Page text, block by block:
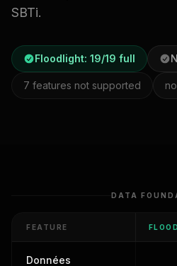
SBTi.
Floodlight: 19/19 full
7 features not supported
DATA
FEATURE
Données